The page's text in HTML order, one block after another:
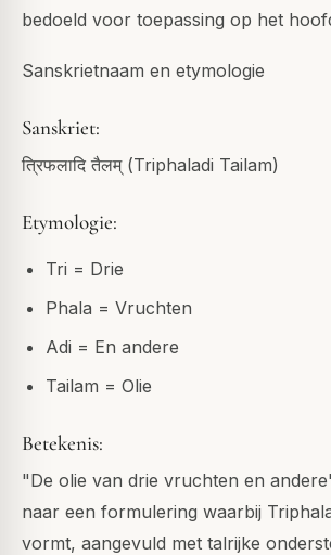
bedoeld voor toepassing op het
Sanskrietnaam en etymologie
Sanskriet:
त्रिफलादि तैलम् (Triphaladi Tailam)
Etymologie:
Tri = Drie
Phala = Vruchten
Adi = En andere
Tailam = Olie
Betekenis:
"De olie van drie vruchten en
naar een formulering waarbij
vormt, aangevuld met talrijke